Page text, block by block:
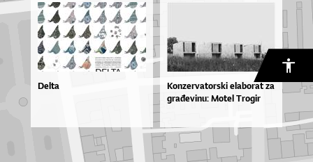
Delta
Kon­zer­va­tor­ski ela­bo­rat za
gra­đe­vi­nu: Mo­tel Tro­gir